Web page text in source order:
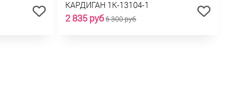
КАРДИГАН 1К-13104-1
2 835 руб6 300 руб